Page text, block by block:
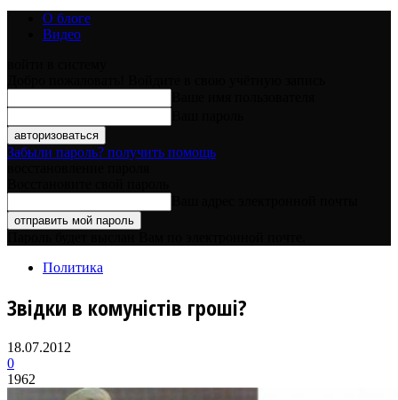
О блоге
Видео
Забыли пароль? получить помощь
Политика
Звідки в комуністів гроші?
18.07.2012
0
1962